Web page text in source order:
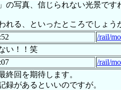
の写真、信じられない光景です
れる、といったところでしょう
/rail/
い！！笑
/rail/
回を期待します。
録があるといいのですが。